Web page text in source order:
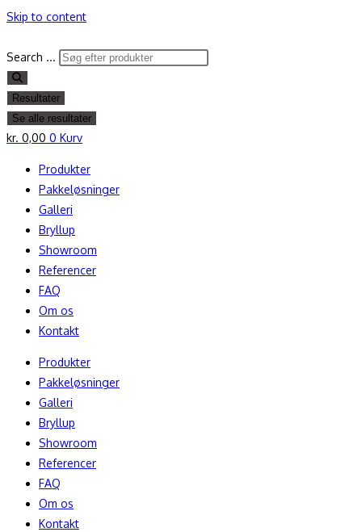
Skip to content
Search ...
Resultater
Se alle resultater
kr. 0,00 0 Kurv
Produkter
Pakkeløsninger
Galleri
Bryllup
Showroom
Referencer
FAQ
Om os
Kontakt
Produkter
Pakkeløsninger
Galleri
Bryllup
Showroom
Referencer
FAQ
Om os
Kontakt